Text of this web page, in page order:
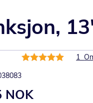
Rating:
1
NOK